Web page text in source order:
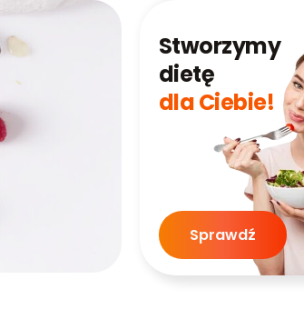
Stworzymy
dietę
dla Ciebie!
Sprawdź